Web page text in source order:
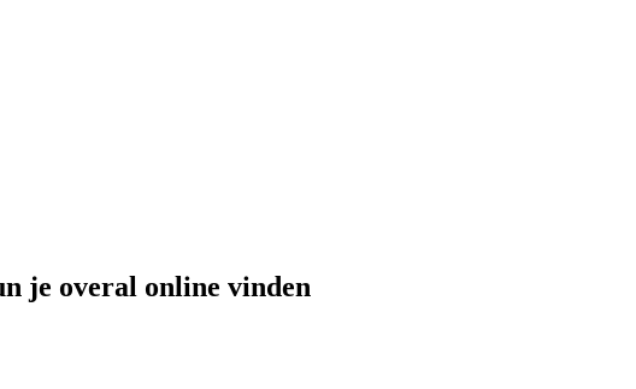
je overal online vinden